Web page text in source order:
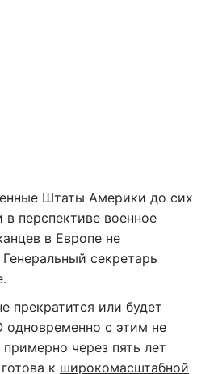
Штаты Америки до сих
в перспективе военное
в Европе не
секретарь
прекратится или будет
с этим не
через пять лет
к широкомасштабной